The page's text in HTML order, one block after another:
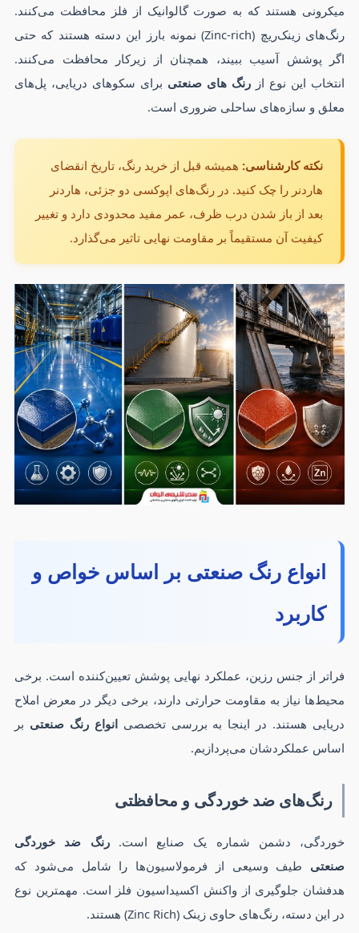
میکرونی هستند که به صورت گالوانیک از فلز محافظت می‌کنند.
رنگ‌های زینک‌ریچ (Zinc-rich) نمونه بارز این دسته هستند که حتی
اگر پوشش آسیب ببیند، همچنان از زیرکار محافظت می‌کنند.
انتخاب این نوع از رنگ های صنعتی برای سکوهای دریایی، پل‌های
معلق و سازه‌های ساحلی ضروری است.
نکته کارشناسی: همیشه قبل از خرید رنگ، تاریخ انقضای
هاردنر را چک کنید. در رنگ‌های اپوکسی دو جزئی، هاردنر
بعد از باز شدن درب ظرف، عمر مفید محدودی دارد و تغییر
کیفیت آن مستقیماً بر مقاومت نهایی تاثیر می‌گذارد.
انواع رنگ صنعتی بر اساس خواص و
کاربرد
فراتر از جنس رزین، عملکرد نهایی پوشش تعیین‌کننده است. برخی
محیط‌ها نیاز به مقاومت حرارتی دارند، برخی دیگر در معرض املاح
دریایی هستند. در اینجا به بررسی تخصصیانواع رنگ صنعتی بر
اساس عملکردشان می‌پردازیم.
رنگ‌های ضد خوردگی و محافظتی
خوردگی، دشمن شماره یک صنایع است.رنگ ضد خوردگی
صنعتی طیف وسیعی از فرمولاسیون‌ها را شامل می‌شود که
هدفشان جلوگیری از واکنش اکسیداسیون فلز است. مهمترین نوع
در این دسته، رنگ‌های حاوی زینک (Zinc Rich) هستند.